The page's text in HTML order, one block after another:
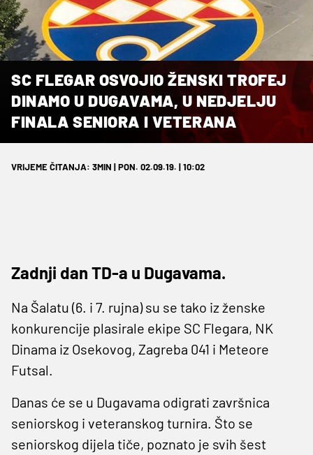
SC FLEGAR OSVOJIO ŽENSKI TROFEJ
DINAMO U DUGAVAMA, U NEDJELJU
FINALA SENIORA I VETERANA
VRIJEME ČITANJA: 3MIN | PON. 02.09.19. | 10:02
Zadnji dan TD-a u Dugavama.
Na Šalatu (6. i 7. rujna) su se tako iz ženske
konkurencije plasirale ekipe SC Flegara, NK
Dinama iz Osekovog, Zagreba 041 i Meteore
Futsal.
Danas će se u Dugavama odigrati završnica
seniorskog i veteranskog turnira. Što se
seniorskog dijela tiče, poznato je svih šest